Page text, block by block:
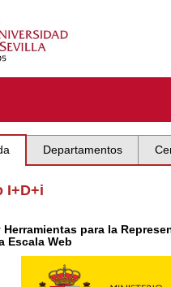
Departamentos
I+D+i
Herramientas para la
Escala Web